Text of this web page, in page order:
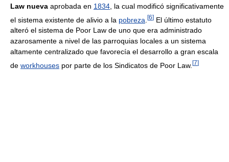
Law nueva aprobada en 1834 , la cual modificó significativamente
el sistema existente de alivio a la pobreza [6] El último estatuto
alteró el sistema de Poor Law de uno que era administrado
azarosamente a nivel de las parroquias locales a un sistema
altamente centralizado que favorecía el desarrollo a gran escala
de workhouses por parte de los Sindicatos de Poor Law. [7]